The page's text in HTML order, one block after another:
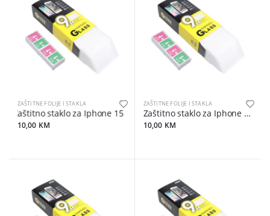
ZAŠTITNE FOLIJE I STAKLA
Zaštitno staklo za Iphone 15 Pro
10,00 KM
ZAŠTITNE FOLIJE I STAKLA
Zaštitno staklo za Iphone 15
10,00 KM